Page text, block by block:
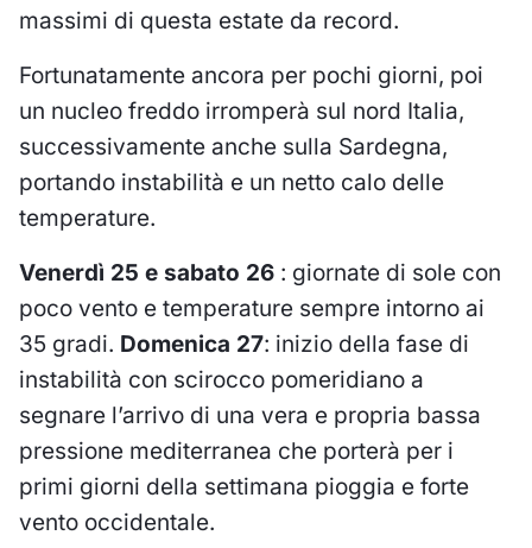
massimi di questa estate da record.
Fortunatamente ancora per pochi giorni, poi
un nucleo freddo irromperà sul nord Italia,
successivamente anche sulla Sardegna,
portando instabilità e un netto calo delle
temperature.
Venerdì 25 e sabato 26 : giornate di sole con
poco vento e temperature sempre intorno ai
35 gradi. Domenica 27: inizio della fase di
instabilità con scirocco pomeridiano a
segnare l’arrivo di una vera e propria bassa
pressione mediterranea che porterà per i
primi giorni della settimana pioggia e forte
vento occidentale.